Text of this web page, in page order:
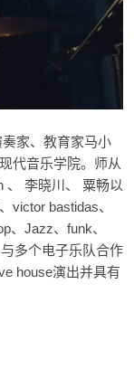
家、教育家马小
代音乐学院。师从
、 李晓川、 粟畅以
victor bastidas、
、Jazz、funk、
多个电子乐队合作
house演出并具有